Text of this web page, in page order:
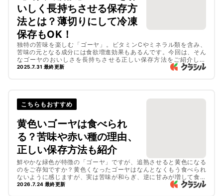
いしく長持ちさせる保存方
法とは？薄切りにして冷凍
保存もOK！
独特の苦味を楽しむ「ゴーヤ」。ビタミンCやミネラル類を含み、
苦味の元となる成分には食欲増進効果もあるんです。今回は、そん
なゴーヤのおいしさを長持ちさせる正しい保存方法をご紹介しま
す！
2025.7.31 最終更新
こちらもおすすめ
黄色いゴーヤは食べられ
る？苦味や赤い種の理由、
正しい保存方法も紹介
鮮やかな緑色が特徴の「ゴーヤ」ですが、追熟させると黄色になる
のをご存知ですか？黄色くなったゴーヤはなんとなくもう食べられ
ないように感じますが、実は苦味が和らぎ、逆に甘みが増して食べ
やすくなるんですよ。この記事では、ゴーヤの種や味が変化する理
2026.7.24 最終更新